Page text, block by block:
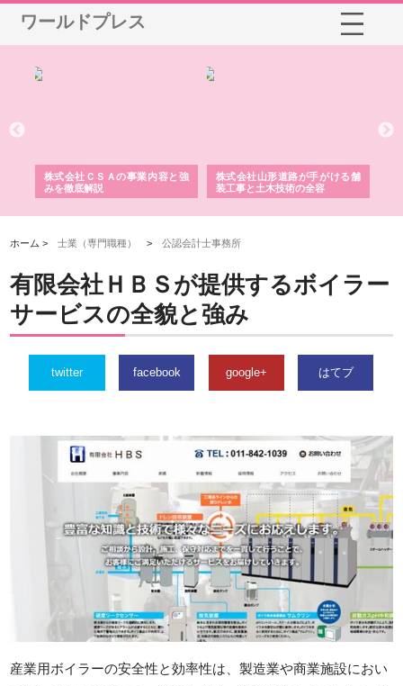
ワールドプレス
Ａの事業内容と強
株式会社山形道路が手がける舗
装工事と土木技術の全容
ホクシン設備株式会社が
る給排水空調消火設備工
績と強み
ホーム >士業（専門職種） >公認会計士事務所
有限会社ＨＢＳが提供するボイラー
サービスの全貌と強み
twitter facebook google+ はてブ
産業用ボイラーの安全性と効率性は、製造業や商業施設におい